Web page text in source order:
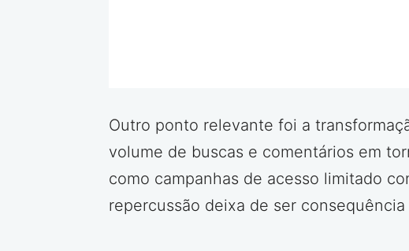
Outro ponto relevante foi a
volume de buscas e comentários em
como campanhas de acesso limitado
repercussão deixa de ser